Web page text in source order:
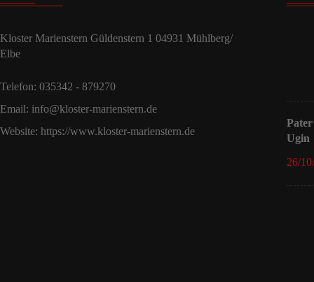
Kloster Marienstern Güldenstern 1 04931 Mühlberg/
Elbe
Telefon: 035342 - 879270
Email: info@kloster-marienstern.de
Website: https://www.kloster-marienstern.de
Ugin
26/